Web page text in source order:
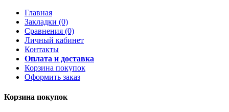
Главная
Закладки (0)
Сравнения (0)
Личный кабинет
Контакты
Оплата и доставка
Корзина покупок
Оформить заказ
Корзина покупок